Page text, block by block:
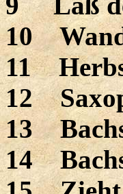
10
11
12
13
14